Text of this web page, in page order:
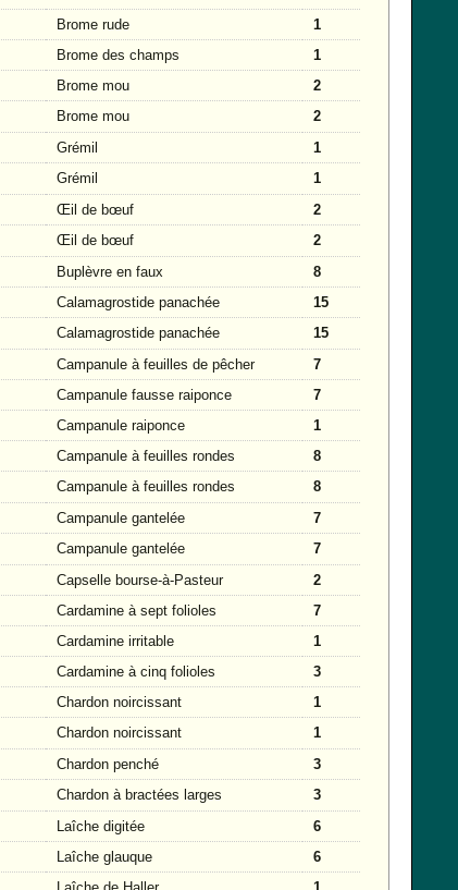
Brome rude
1
Brome des champs
1
Brome mou
2
Brome mou
2
Grémil
1
Grémil
1
Œil de bœuf
2
Œil de bœuf
2
Buplèvre en faux
8
Calamagrostide panachée
15
Calamagrostide panachée
15
Campanule à feuilles de pêcher
7
Campanule fausse raiponce
7
Campanule raiponce
1
Campanule à feuilles rondes
8
Campanule à feuilles rondes
8
Campanule gantelée
7
Campanule gantelée
7
Capselle bourse-à-Pasteur
2
Cardamine à sept folioles
7
Cardamine irritable
1
Cardamine à cinq folioles
3
Chardon noircissant
1
Chardon noircissant
1
Chardon penché
3
Chardon à bractées larges
3
Laîche digitée
6
Laîche glauque
6